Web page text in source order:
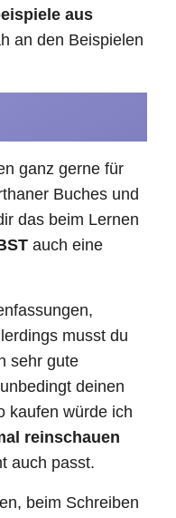
aus
an den Beispielen
ganz gerne für
Buches und
das beim Lernen
auch eine
musst du
sehr gute
deinen
kaufen würde ich
reinschauen
auch passt.
beim Schreiben